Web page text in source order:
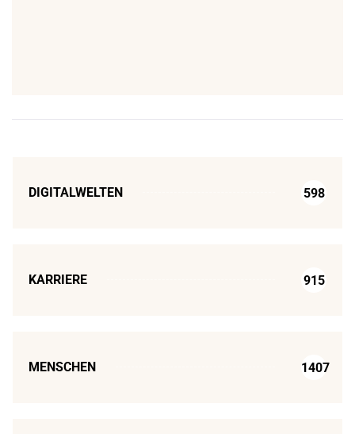
DIGITALWELTEN 598
KARRIERE 915
MENSCHEN 1407